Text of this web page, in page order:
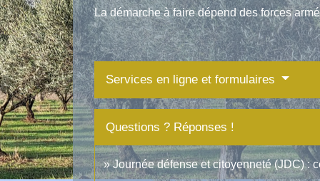
La démarche à faire dépend des forces
Services en ligne et formulaires
Questions ? Réponses !
Journée défense et citoyenneté (JDC) :